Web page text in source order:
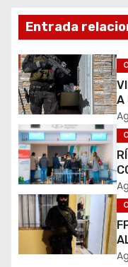
n
d
e
e
n
t
r
a
d
Entrada
A